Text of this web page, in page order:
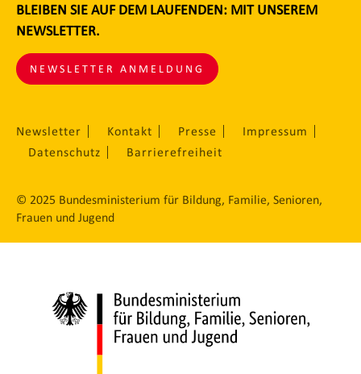
BLEIBEN SIE AUF DEM LAUFENDEN: MIT UNSEREM
NEWSLETTER.
NEWSLETTER ANMELDUNG
Newsletter Kontakt Presse
Impressum
Datenschutz
Barrierefreiheit
© 2025 Bundesministerium für Bildung, Familie, Senioren,
Frauen und Jugend